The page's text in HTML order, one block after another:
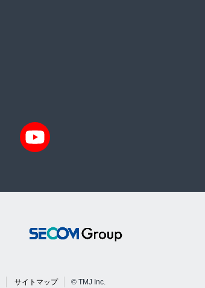
サイトマップ © TMJ Inc.